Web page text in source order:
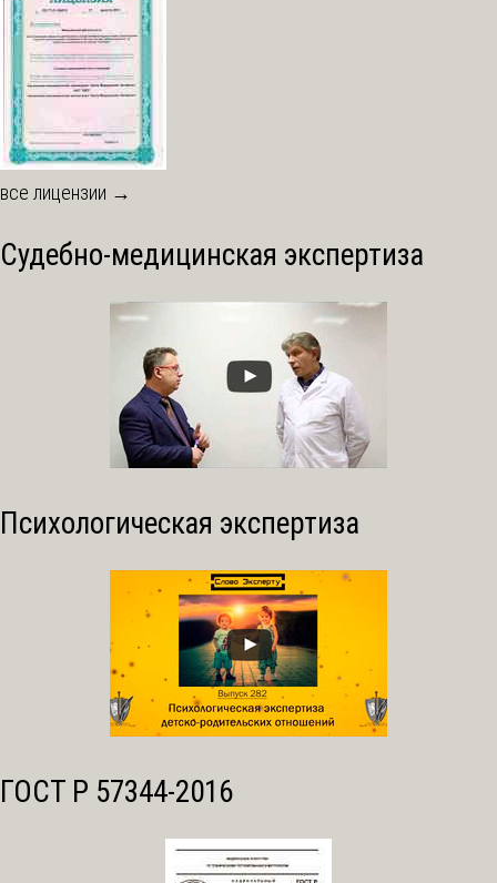
все лицензии →
Судебно-медицинская экспертиза
Психологическая экспертиза
ГОСТ Р 57344-2016